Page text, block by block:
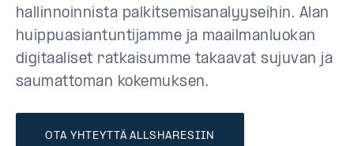
hallinnoinnista palkitsemisanalyyseihin. Alan
huippuasiantuntijamme ja maailmanluokan
digitaaliset ratkaisumme takaavat sujuvan ja
saumattoman kokemuksen.
OTA YHTEYTTÄ ALLSHARESIIN